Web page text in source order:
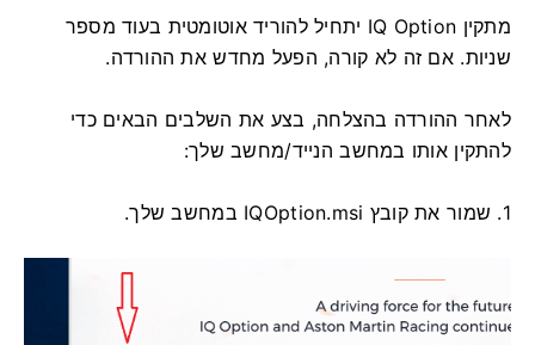
מתקין IQ Option יתחיל להוריד אוטומטית בעוד מספר
שניות. אם זה לא קורה, הפעל מחדש את ההורדה.
לאחר ההורדה בהצלחה, בצע את השלבים הבאים כדי
להתקין אותו במחשב הנייד/מחשב שלך:
1. שמור את קובץ IQOption.msi במחשב שלך.